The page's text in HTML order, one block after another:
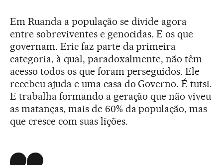
Em Ruanda a população se divide agora
entre sobreviventes e genocidas. E os que
governam. Eric faz parte da primeira
categoria, à qual, paradoxalmente, não têm
acesso todos os que foram perseguidos. Ele
recebeu ajuda e uma casa do Governo. É tutsi.
E trabalha formando a geração que não viveu
as matanças, mais de 60% da população, mas
que cresce com suas lições.